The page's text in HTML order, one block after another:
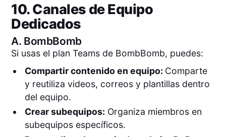
10. Canales de Equipo
Dedicados
A. BombBomb
Si usas el plan Teams de BombBomb, puedes:
Compartir contenido en equipo: Comparte
y reutiliza videos, correos y plantillas dentro
del equipo.
Crear subequipos: Organiza miembros en
subequipos específicos.